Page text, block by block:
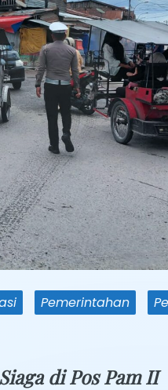
Pemerintahan
di Pos Pam II